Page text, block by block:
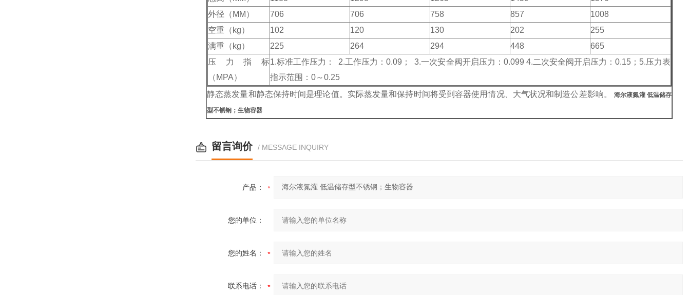
外径（MM）
706 706 758 857
1008
空重（kg）
102 120 130 202
255
满重（kg）
225 264 294 448
665
压力指标
（MPA）
1.标准工作压力： 2.工作压力：0.09； 3.一次安全阀开启压力：0.099 4.二次安全阀开启压力：0.15；5.压力表
指示范围：0～0.25
静态蒸发量和静态保持时间是理论值。实际蒸发量和保持时间将受到容器使用情况、大气状况和制造公差影响。海尔液氮灌 低温储存
型不锈钢；生物容器
留言询价 / MESSAGE INQUIRY
产品：
您的单位：
您的姓名：
联系电话：